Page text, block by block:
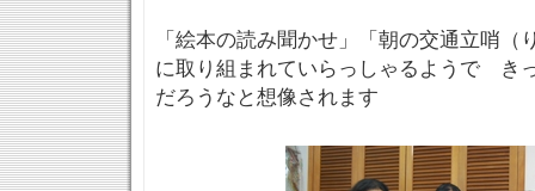
「絵本の読み聞かせ」「朝の交通立哨（
に取り組まれていらっしゃるようで き
だろうなと想像されます